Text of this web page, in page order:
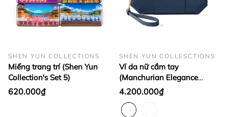
SHEN YUN COLLECTIONS
Miếng trang trí (Shen Yun
Collection's Set 5)
620.000₫
SHEN YUN COLLESCTIONS
Ví da nữ cầm tay
(Manchurian Elegance
Wristlet - Navy)
4.200.000₫